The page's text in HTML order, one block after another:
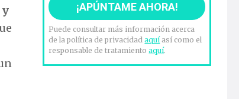
y
Puede consultar más información acerca
de la política de privacidadaquíasí como el
responsable de tratamientoaquí.